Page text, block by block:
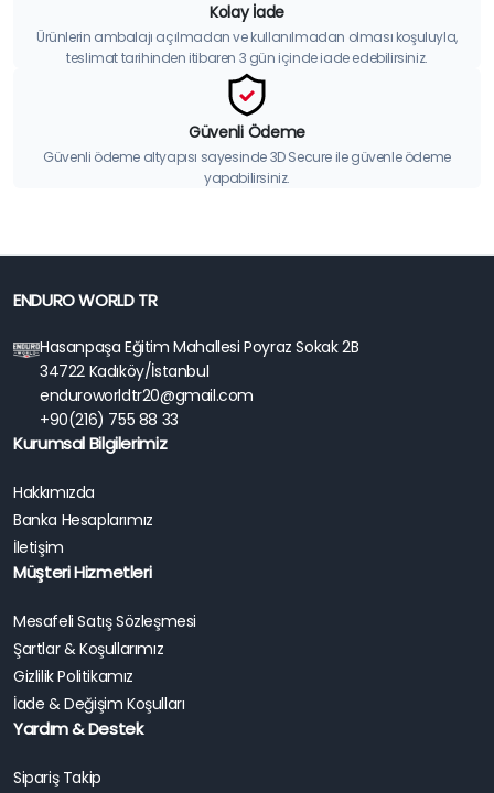
Kolay İade
Ürünlerin ambalajı açılmadan ve kullanılmadan olması koşuluyla,
teslimat tarihinden itibaren 3 gün içinde iade edebilirsiniz.
Güvenli Ödeme
Güvenli ödeme altyapısı sayesinde 3D Secure ile güvenle ödeme
yapabilirsiniz.
ENDURO WORLD TR
Hasanpaşa Eğitim Mahallesi Poyraz Sokak 2B
34722 Kadıköy/İstanbul
enduroworldtr20@gmail.com
+90(216) 755 88 33
Kurumsal Bilgilerimiz
Hakkımızda
Banka Hesaplarımız
İletişim
Müşteri Hizmetleri
Mesafeli Satış Sözleşmesi
Şartlar & Koşullarımız
Gizlilik Politikamız
İade & Değişim Koşulları
Yardım & Destek
Sipariş Takip